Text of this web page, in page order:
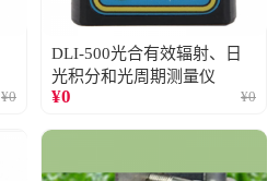
¥0
DLI-500光合有效辐射、日
光积分和光周期测量仪
¥0 ¥0